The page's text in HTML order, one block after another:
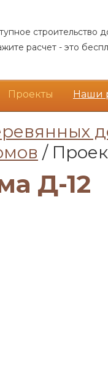
строительство
расчет - это
Проекты Наши
/
Д-12